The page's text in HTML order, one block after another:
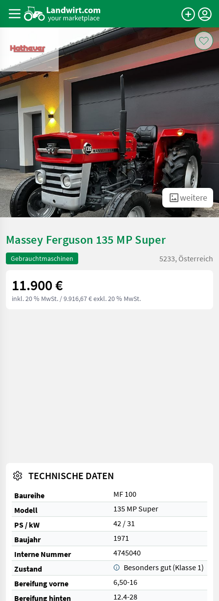
weitere
Massey Ferguson 135 MP Super
Gebrauchtmaschinen 5233, Österreich
11.900 €
inkl. 20 % MwSt. / 9.916,67 € exkl. 20 % MwSt.
TECHNISCHE DATEN
Baureihe
MF 100
Modell
135 MP Super
PS / kW
42 / 31
Baujahr
1971
Interne Nummer
4745040
Zustand
Besonders gut (Klasse 1)
Bereifung vorne
6,50-16
Bereifung hinten
12.4-28